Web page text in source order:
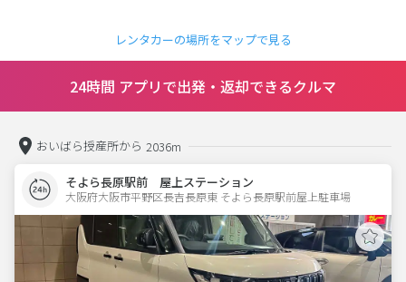
レンタカーの場所をマップで見る
24時間 アプリで出発・返却できるクルマ
おいばら授産所から 2036m
そよら長原駅前 屋上ステーション
大阪府大阪市平野区長吉長原東 そよら長原駅前屋上駐車場